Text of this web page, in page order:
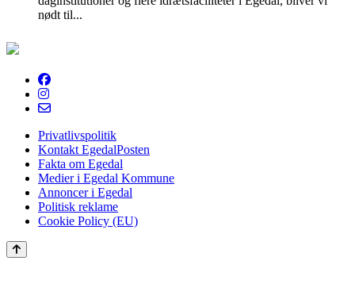
nødt til...
EgedalPosten
Privatlivspolitik
Kontakt EgedalPosten
Fakta om Egedal
Medier i Egedal Kommune
Annoncer i Egedal
Politisk reklame
Cookie Policy (EU)
Scroll
to